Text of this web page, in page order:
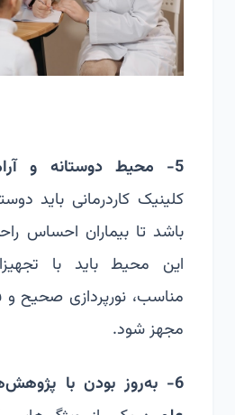
5- محیط دوستانه و آرامش‌بخش
کلینیک کاردرمانی باید
باشد تا بیماران احساس
این محیط باید با
مناسب، نورپردازی صحیح
مجهز شود.
6- به‌روز بودن با